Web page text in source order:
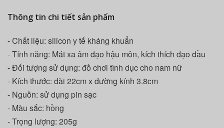
Thông tin chi tiết sản phẩm
- Chất liệu: silicon y tế kháng khuẩn
- Tính năng: Mát xa âm đạo hậu môn, kích thích dạo đầu
- Đối tượng sử dụng: đồ chơi tình dục cho nam nữ
- Kích thước: dài 22cm x đường kính 3.8cm
- Nguồn: sử dụng pin sạc
- Màu sắc: hồng
- Trọng lượng: 205g